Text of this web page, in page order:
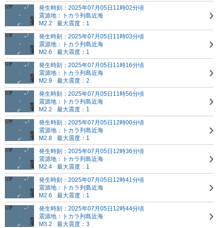
発生時刻：2025年07月05日11時02分頃
震源地：トカラ列島近海
M2.2
最大震度：1
発生時刻：2025年07月05日11時03分頃
震源地：トカラ列島近海
M2.6
最大震度：1
発生時刻：2025年07月05日11時16分頃
震源地：トカラ列島近海
M2.9
最大震度：2
発生時刻：2025年07月05日11時56分頃
震源地：トカラ列島近海
M2.2
最大震度：1
発生時刻：2025年07月05日12時00分頃
震源地：トカラ列島近海
M2.8
最大震度：1
発生時刻：2025年07月05日12時36分頃
震源地：トカラ列島近海
M2.4
最大震度：1
発生時刻：2025年07月05日12時41分頃
震源地：トカラ列島近海
M2.6
最大震度：1
発生時刻：2025年07月05日12時44分頃
震源地：トカラ列島近海
M3.2
最大震度：3